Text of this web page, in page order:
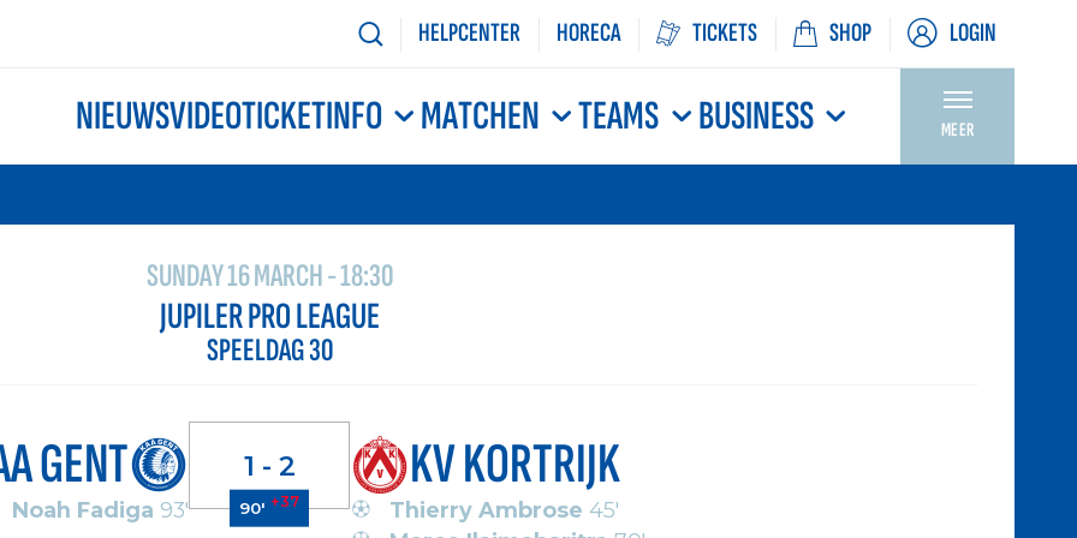
HELPCENTER HORECA TICKETS SHOP LOGIN
NIEUWSVIDEOTICKETINFO MATCHEN TEAMS BUSINESS MEER
SUNDAY 16 MARCH - 18:30
JUPILER PRO LEAGUE
SPEELDAG 30
GENT
Noah Fadiga 93'
1 - 2
90' +37
KV KORTRIJK
Thierry Ambrose 45'